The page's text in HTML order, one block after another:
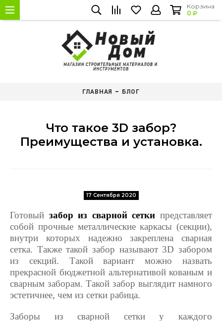
Корзина
0 ₽
ГЛАВНАЯ БЛОГ
Что такое 3D забор?
Преимущества и установка.
17 Сентября 2020
Готовый забор из сварной сетки представляет
собой прочные металлические каркасы (секции),
внутри которых надежно закреплена сварная
сетка. Также такой забор называют 3D забором
из секций. Такой вариант можно назвать
прекрасной бюджетной альтернативой кованым и
сварным заборам. Такой забор выглядит намного
эстетичнее, чем из сетки рабица.
Заборы из сварной сетки у каждого